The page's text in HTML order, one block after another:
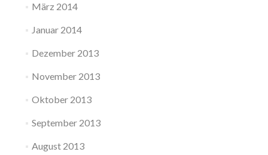
März 2014
Januar 2014
Dezember 2013
November 2013
Oktober 2013
September 2013
August 2013